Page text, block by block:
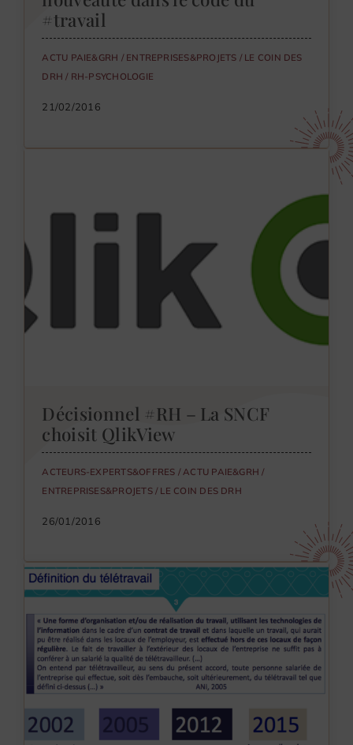
#travail
ACTU PAIE&GRH / ENTREPRISES&PROJETS / LE COIN DES
DRH / RH-PSYCHOLOGIE
21/02/2016
Décisionnel #RH – La SNCF
choisit QlikView
ACTEURS-EXPERTS&OFFRES / ACTU PAIE&GRH /
ENTREPRISES&PROJETS/ LE COIN DES DRH
26/01/2016